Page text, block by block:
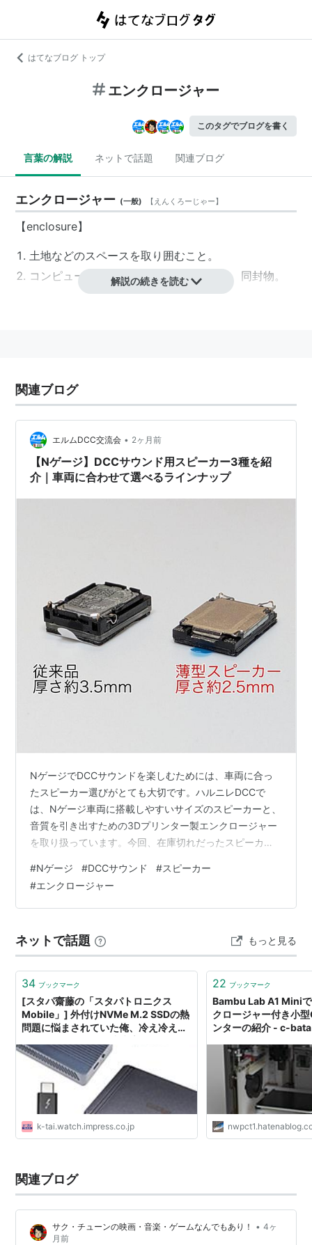
はてなブログ トップ
エンクロージャー
このタグでブログを書く
言葉の解説 ネットで話題 関連ブログ
エンクロージャー (一般) 【 えんくろーじゃー】
【enclosure】
土地などのスペースを取り囲むこと。
コンピュータなどの中身を収納する筐体。同封物。
《英国史》囲い込み条令（the Enclosure Act）。牧
解説の続きを読む
関連ブログ
エルムDCC交流会 • 2ヶ月前
【Nゲージ】DCCサウンド用スピーカー3種を紹
介｜車両に合わせて選べるラインナップ
NゲージでDCCサウンドを楽しむためには、車両に合っ
たスピーカー選びがとても大切です。ハルニレDCCで
は、Nゲージ車両に搭載しやすいサイズのスピーカーと、
音質を引き出すための3Dプリンター製エンクロージャー
を取り扱っています。今回、在庫切れだったスピーカー
のスペースや求める音量に合わせて選べるよう、いくつ
かの種類をご用意しています。スピーカー単体では十分
な音質が得られないため、エンクロージャーとの組み合
こちらの記事で詳しく解説しています。👉 【DCCサウン
ド】DCCサウンドの音質は“箱”で決まる…
#Nゲージ #DCCサウンド #スピーカー
#エンクロージャー
ネットで話題 もっと見る
34 ブックマーク
[スタパ齋藤の「スタパトロニクス
Mobile」] 外付けNVMe M.2 SSDの熱
問題に悩まされていた俺、冷え冷えエ
k-tai.watch.impress.co.jp
22 ブックマーク
Bambu Lab A1 Mini
クロージャー付き小
ンターの紹介 - c-
関連ブログ
サク・チューンの映画・音楽・ゲームなんでもあり！ • 4ヶ
月前